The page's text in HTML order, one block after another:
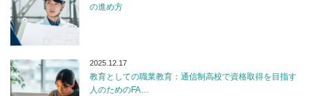
の進め方
2025.12.17
教育としての職業教育：通信制高校で資格取得を目指す
人のためのFA…